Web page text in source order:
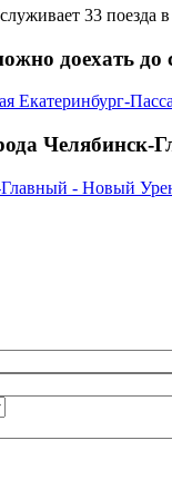
33 поезда
доехать до
Екатеринбург-
Челябинск-
Главный - Новый